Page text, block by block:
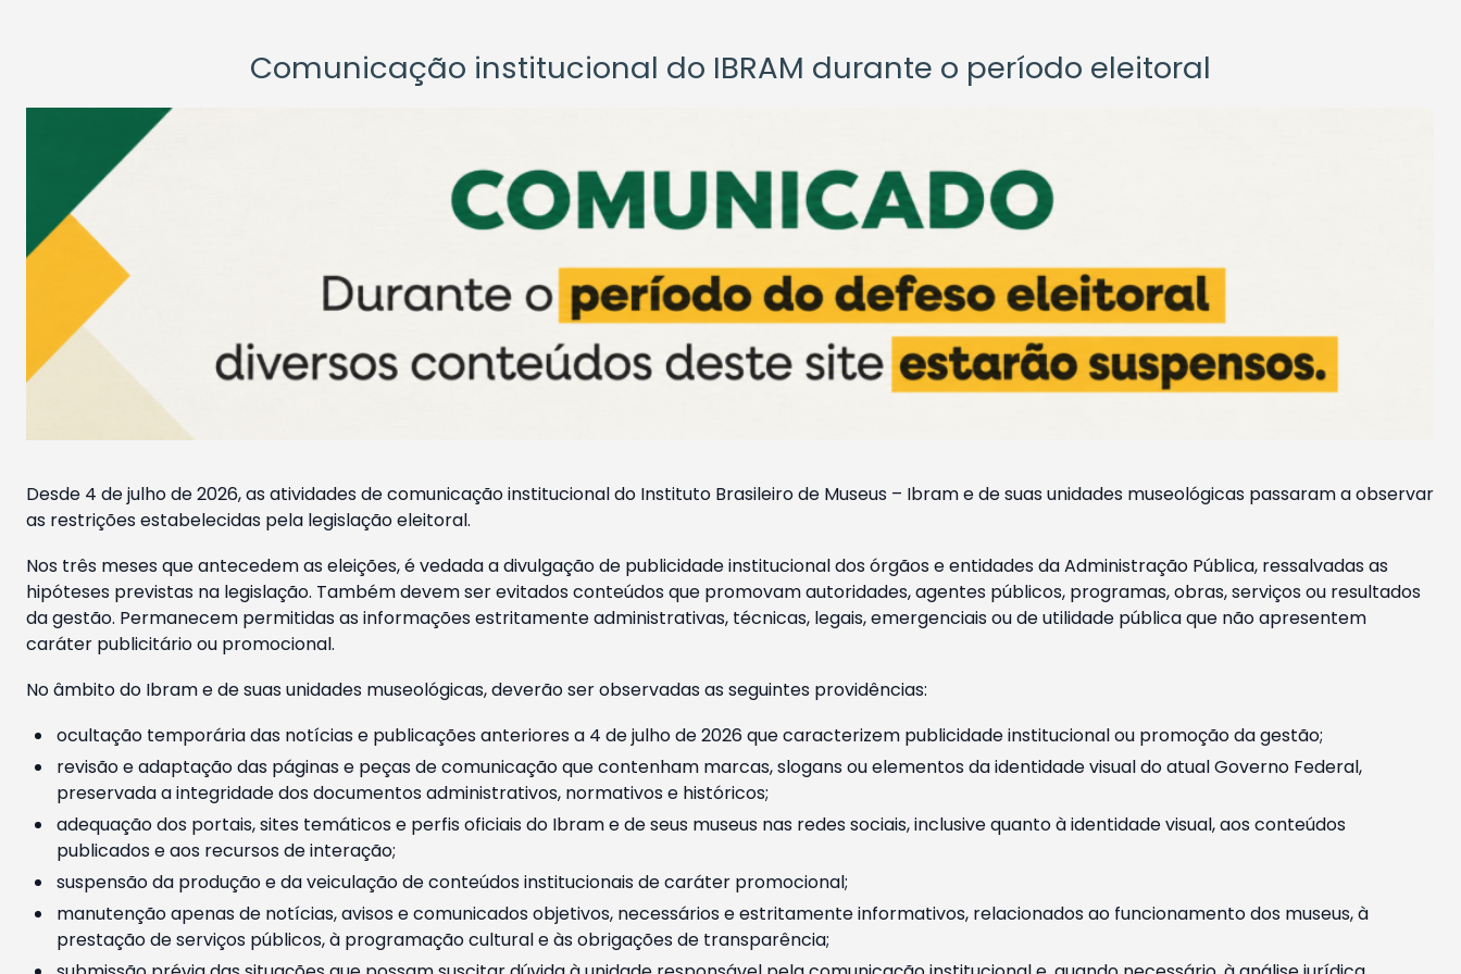
Comunicação institucional do IBRAM durante o período eleitoral
Desde 4 de julho de 2026, as atividades de comunicação institucional do Instituto Brasileiro de Museus – Ibram e de suas unidades museológicas passaram a observar
as restrições estabelecidas pela legislação eleitoral.
Nos três meses que antecedem as eleições, é vedada a divulgação de publicidade institucional dos órgãos e entidades da Administração Pública, ressalvadas as
hipóteses previstas na legislação. Também devem ser evitados conteúdos que promovam autoridades, agentes públicos, programas, obras, serviços ou resultados
da gestão. Permanecem permitidas as informações estritamente administrativas, técnicas, legais, emergenciais ou de utilidade pública que não apresentem
caráter publicitário ou promocional.
No âmbito do Ibram e de suas unidades museológicas, deverão ser observadas as seguintes providências:
ocultação temporária das notícias e publicações anteriores a 4 de julho de 2026 que caracterizem publicidade institucional ou promoção da gestão;
revisão e adaptação das páginas e peças de comunicação que contenham marcas, slogans ou elementos da identidade visual do atual Governo Federal,
preservada a integridade dos documentos administrativos, normativos e históricos;
adequação dos portais, sites temáticos e perfis oficiais do Ibram e de seus museus nas redes sociais, inclusive quanto à identidade visual, aos conteúdos
publicados e aos recursos de interação;
suspensão da produção e da veiculação de conteúdos institucionais de caráter promocional;
manutenção apenas de notícias, avisos e comunicados objetivos, necessários e estritamente informativos, relacionados ao funcionamento dos museus, à
prestação de serviços públicos, à programação cultural e às obrigações de transparência;